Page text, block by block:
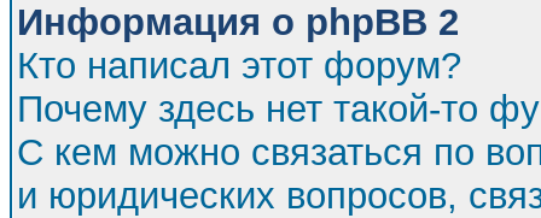
Информация о phpBB 2
Кто написал этот форум?
Почему здесь нет такой-то
С кем можно связаться по
и юридических вопросов,